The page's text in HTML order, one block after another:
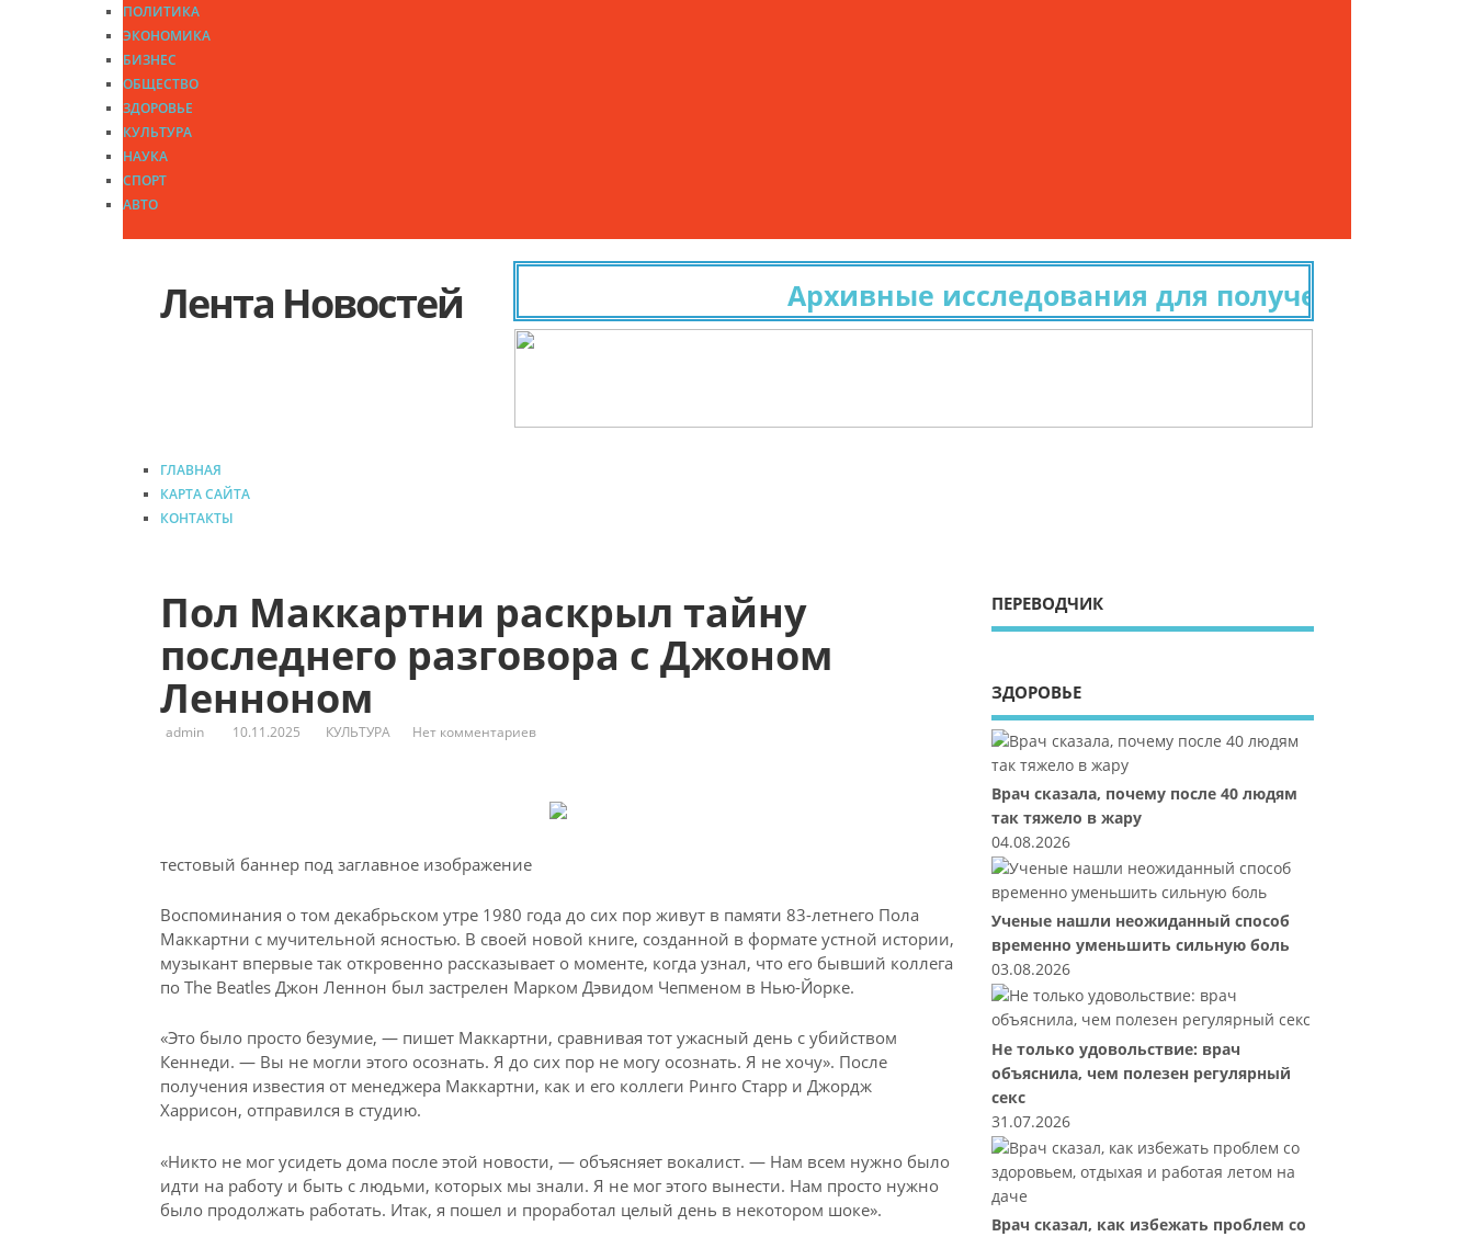
ПОЛИТИКА
ЭКОНОМИКА
БИЗНЕС
ОБЩЕСТВО
ЗДОРОВЬЕ
КУЛЬТУРА
НАУКА
СПОРТ
АВТО
Лента Новостей Архивные исследования для получения
ГЛАВНАЯ
КАРТА САЙТА
КОНТАКТЫ
Пол Маккартни раскрыл тайну
последнего разговора с Джоном
Ленноном
admin 10.11.2025 КУЛЬТУРА Нет комментариев
тестовый баннер под заглавное изображение
Воспоминания о том декабрьском утре 1980 года до сих пор живут в памяти 83-летнего Пола
Маккартни с мучительной ясностью. В своей новой книге, созданной в формате устной истории,
музыкант впервые так откровенно рассказывает о моменте, когда узнал, что его бывший коллега
по The Beatles Джон Леннон был застрелен Марком Дэвидом Чепменом в Нью-Йорке.
«Это было просто безумие, — пишет Маккартни, сравнивая тот ужасный день с убийством
Кеннеди. — Вы не могли этого осознать. Я до сих пор не могу осознать. Я не хочу». После
получения известия от менеджера Маккартни, как и его коллеги Ринго Старр и Джордж
Харрисон, отправился в студию.
«Никто не мог усидеть дома после этой новости, — объясняет вокалист. — Нам всем нужно было
идти на работу и быть с людьми, которых мы знали. Я не мог этого вынести. Нам просто нужно
было продолжать работать. Итак, я пошел и проработал целый день в некотором шоке».
ПЕРЕВОДЧИК
ЗДОРОВЬЕ
Врач сказала, почему после 40 людям
так тяжело в жару
04.08.2026
Ученые нашли неожиданный способ
временно уменьшить сильную боль
03.08.2026
Не только удовольствие: врач
объяснила, чем полезен регулярный
секс
31.07.2026
Врач сказал, как избежать проблем со